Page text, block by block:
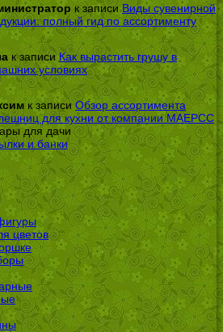
к записиВиды сувенирной
полный гид по ассортименту
к записи Как вырастить грушу в
условиях
к записиОбзор ассортимента
для кухни от компании МАЕРСС
для дачи
и банки
цветов